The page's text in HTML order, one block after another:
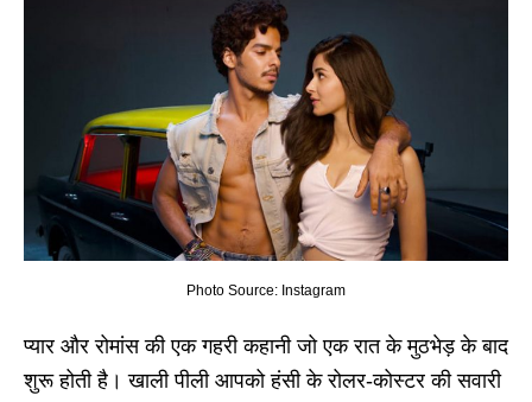
Photo Source: Instagram
प्यार और रोमांस की एक गहरी कहानी जो एक रात के मुठभेड़ के बाद
शुरू होती है। खाली पीली आपको हंसी के रोलर-कोस्टर की सवारी